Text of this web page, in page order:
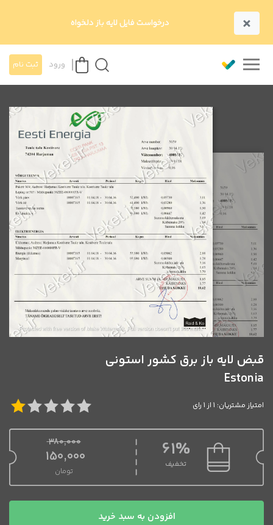
× درخواست فایل لایه باز دلخواه
ورود ثبت نام
قبض لایه باز برق کشور استونی
Estonia
امتیاز مشتریان: 1 از 1 رای
61%
تخفیف
380,000
قیمت اصلی 380,000 تومان بود.
150,000
تومان
قیمت فعلی 150,000 تومان است.
افزودن به سبد خرید